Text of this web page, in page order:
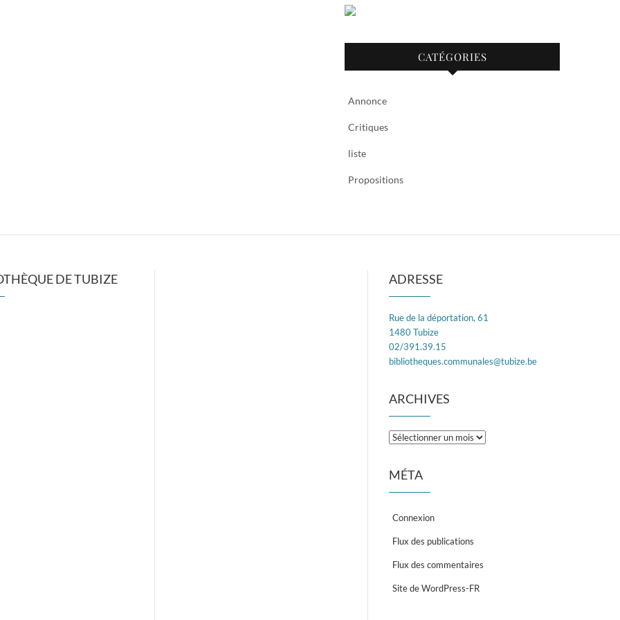
CATÉGORIES
Annonce
Critiques
liste
Propositions
DE TUBIZE ADRESSE
Rue de la déportation, 61
1480 Tubize
02/391.39.15
bibliotheques.communales@tubize.be
ARCHIVES
Archives
MÉTA
Connexion
Flux des publications
Flux des commentaires
Site de WordPress-FR